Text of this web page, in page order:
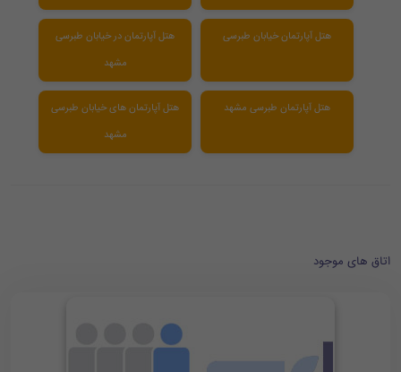
هتل آپارتمان خیابان طبرسی
هتل آپارتمان در خیابان طبرسی
مشهد
هتل آپارتمان طبرسی مشهد
هتل آپارتمان های خیابان طبرسی
مشهد
اتاق های موجود